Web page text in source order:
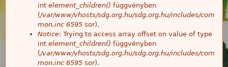
int element_children() függvényben
(/var/www/vhosts/sdg.org.hu/sdg.org.hu/includes/com
mon.inc 6595 sor).
Notice: Trying to access array offset on value of type
int element_children() függvényben
(/var/www/vhosts/sdg.org.hu/sdg.org.hu/includes/com
mon.inc 6595 sor).